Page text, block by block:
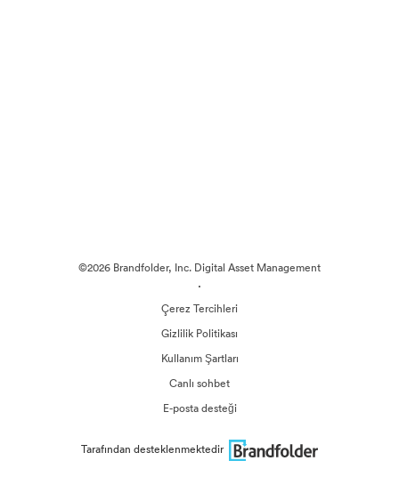
©2026 Brandfolder, Inc. Digital Asset Management
·
Çerez Tercihleri
Gizlilik Politikası
Kullanım Şartları
Canlı sohbet
E-posta desteği
Tarafından desteklenmektedir